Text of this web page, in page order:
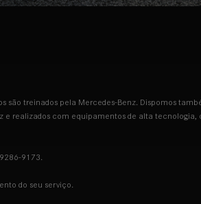
são treinados pela Mercedes-Benz. Dispomos
e realizados com equipamentos de alta
9173.
do seu serviço.